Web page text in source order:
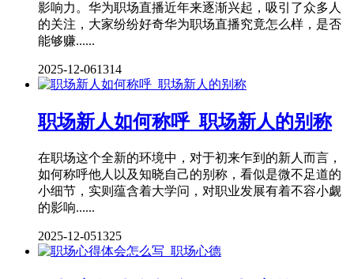
影响力。华为职场直播近年来逐渐兴起，吸引了众多人
的关注，大家纷纷好奇华为职场直播究竟怎么样，是否
能够赚......
2025-12-061314
职场新人如何称呼_职场新人的别称
在职场这个全新的环境中，对于初来乍到的新人而言，
如何称呼他人以及知晓自己的别称，看似是微不足道的
小细节，实则蕴含着大学问，对职业发展有着不容小觑
的影响......
2025-12-051325